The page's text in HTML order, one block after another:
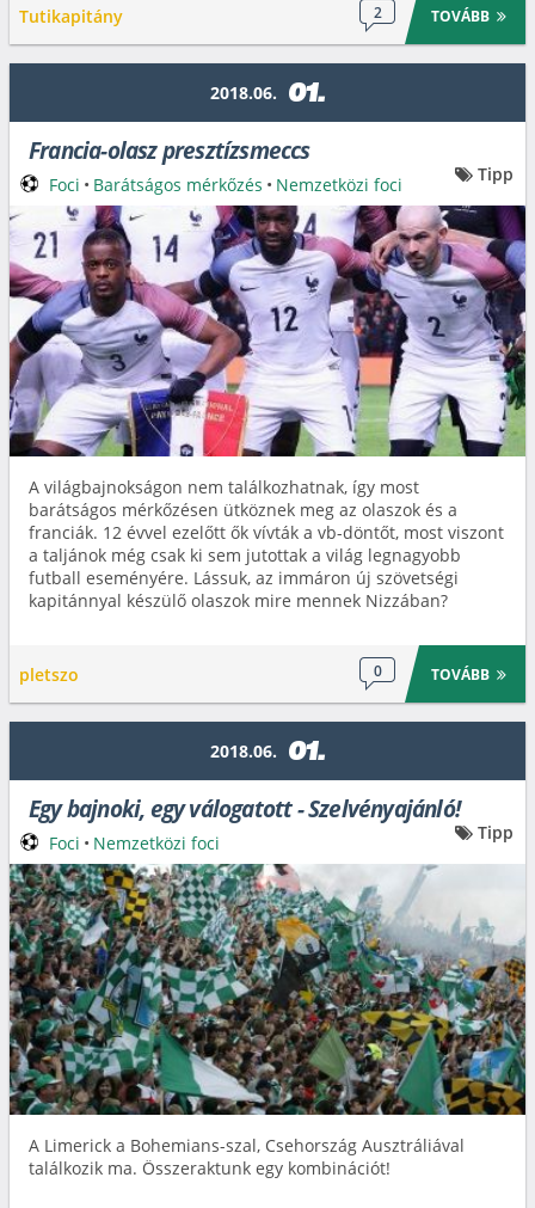
Tutikapitány 2 TOVÁBB
2018.06. 01.
Francia-olasz presztízsmeccs
A világbajnokságon nem találkozhatnak, így most
barátságos mérkőzésen ütköznek meg az olaszok és a
franciák. 12 évvel ezelőtt ők vívták a vb-döntőt, most viszont
a taljánok még csak ki sem jutottak a világ legnagyobb
futball eseményére. Lássuk, az immáron új szövetségi
kapitánnyal készülő olaszok mire mennek Nizzában?
pletszo 0 TOVÁBB
Foci • Barátságos mérkőzés • Nemzetközi foci Tipp
2018.06. 01.
Egy bajnoki, egy válogatott - Szelvényajánló!
A Limerick a Bohemians-szal, Csehország Ausztráliával
találkozik ma. Összeraktunk egy kombinációt!
Foci • Nemzetközi foci Tipp